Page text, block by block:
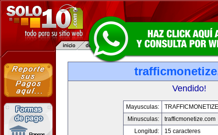
Vendido!
Mayusculas:
Minusculas:
trafficmonetize.com
Longitud:
15 caracteres